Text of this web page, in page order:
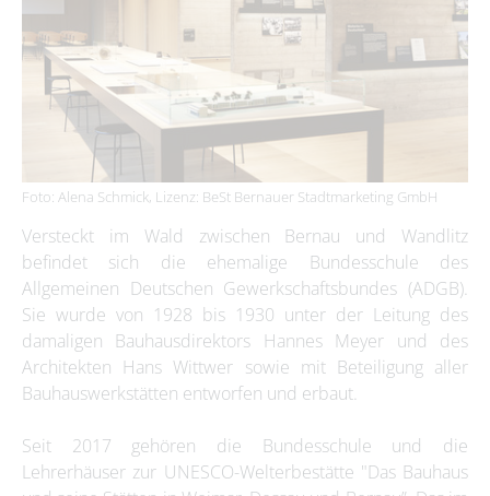
Foto: Alena Schmick, Lizenz: BeSt Bernauer Stadtmarketing GmbH
Versteckt im Wald zwischen Bernau und Wandlitz
befindet sich die ehemalige Bundesschule des
Allgemeinen Deutschen Gewerkschaftsbundes (ADGB).
Sie wurde von 1928 bis 1930 unter der Leitung des
damaligen Bauhausdirektors Hannes Meyer und des
Architekten Hans Wittwer sowie mit Beteiligung aller
Bauhauswerkstätten entworfen und erbaut.
Seit 2017 gehören die Bundesschule und die
Lehrerhäuser zur UNESCO-Welterbestätte "Das Bauhaus